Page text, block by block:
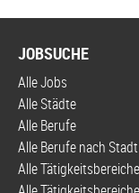
JOBSUCHE
Alle Jobs
Alle Städte
Alle Berufe
Alle Berufe nach Stadt
Alle Tätigkeitsbereiche